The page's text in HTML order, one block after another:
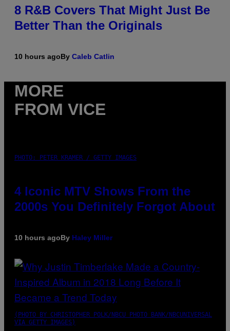
8 R&B Covers That Might Just Be
Better Than the Originals
10 hours agoBy Caleb Catlin
MORE
FROM VICE
PHOTO: PETER KRAMER / GETTY IMAGES
4 Iconic MTV Shows From the
2000s You Definitely Forgot About
10 hours agoBy Haley Miller
(PHOTO BY CHRISTOPHER POLK/NBCU PHOTO BANK/NBCUNIVERSAL
VIA GETTY IMAGES)